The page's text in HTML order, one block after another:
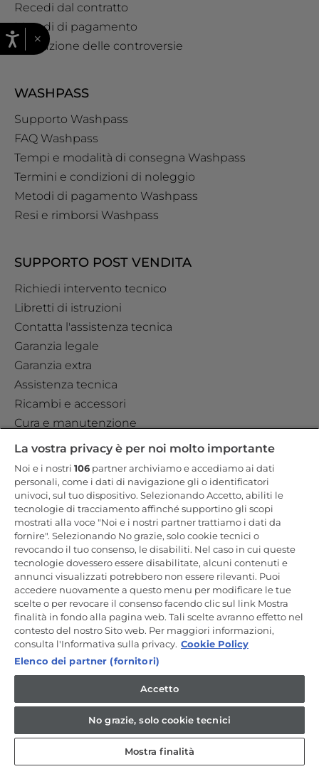
Recedi dal contratto
Metodi di pagamento
Risoluzione delle controversie
WASHPASS
Supporto Washpass
FAQ Washpass
Tempi e modalità di consegna Washpass
Termini e condizioni di noleggio
Metodi di pagamento Washpass
Resi e rimborsi Washpass
SUPPORTO POST VENDITA
Richiedi intervento tecnico
Libretti di istruzioni
Contatta l'assistenza tecnica
Garanzia legale
Garanzia extra
Assistenza tecnica
Ricambi e accessori
Cura e manutenzione
Resta in Contatto
Iscriviti Ora
CANDY HOOVER GROUP S.r.I. - a Socio Unico - SEDE LEGALE: Via
Comolli, 57 - 20861 Brugherio (MB) - Italia - SEDI AMMINISTRATIVE:
Via Privata Eden Fumagalli snc - 20861 Brugherio (MB) e Via Trento
n. 20/A-22 - 20871 Vimercate (MB) - Italia - Tel.: +39.039.2086.1 - Fax:
+39.039.2086.237 - Capitale sociale € 35.000.000,00 i.v. - Cod.
Fiscale e n. iscr. al Registro Imprese di Milano-Monza-Brianza-Lodi
04666310158 - P. IVA 00786860965 - Numero REA: MB-1033934 -
direzione e coordinamento di Candy S.p.A. - Casella PEC:
candyhoovergroupsrl@legalmail.it
IT / Italiano
×
La vostra privacy è per noi molto importante
Noi e i nostri 106 partner archiviamo e accediamo ai dati
personali, come i dati di navigazione gli o identificatori
univoci, sul tuo dispositivo. Selezionando Accetto, abiliti le
tecnologie di tracciamento affinché supportino gli scopi
mostrati alla voce "Noi e i nostri partner trattiamo i dati da
fornire". Selezionando No grazie, solo cookie tecnici o
revocando il tuo consenso, le disabiliti. Nel caso in cui queste
tecnologie dovessero essere disabilitate, alcuni contenuti e
annunci visualizzati potrebbero non essere rilevanti. Puoi
accedere nuovamente a questo menu per modificare le tue
scelte o per revocare il consenso facendo clic sul link Mostra
finalità in fondo alla pagina web. Tali scelte avranno effetto nel
contesto del nostro Sito web. Per maggiori informazioni,
consulta l'Informativa sulla privacy. Cookie Policy
Elenco dei partner (fornitori)
Accetto
No grazie, solo cookie tecnici
Mostra finalità